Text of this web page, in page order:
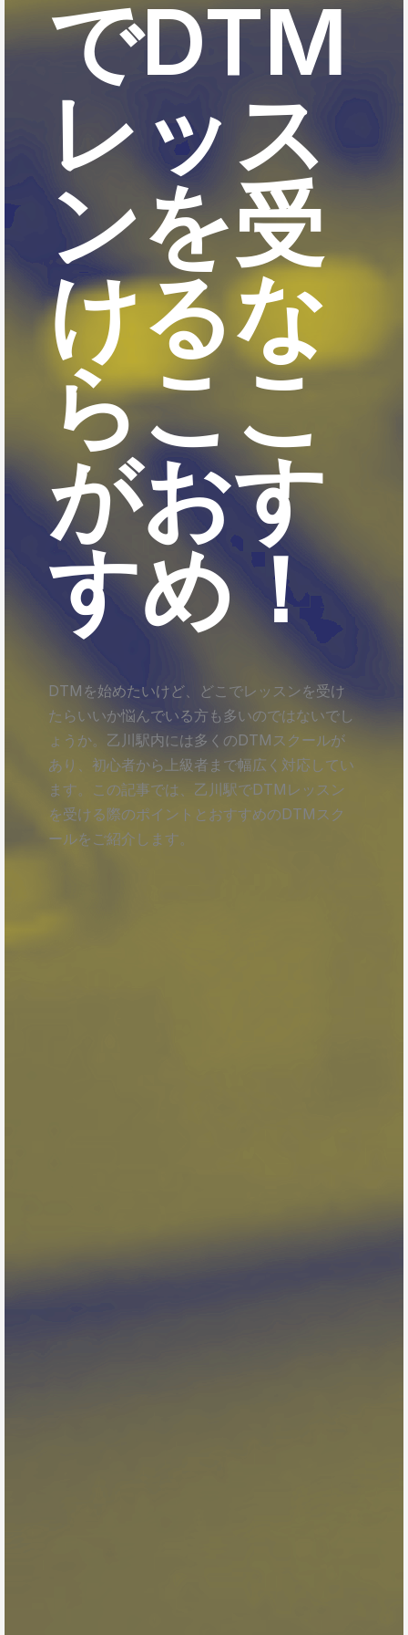
でDTM
レッス
ンを受
けるな
らここ
がおす
すめ！
DTMを始めたいけど、どこでレッスンを受け
たらいいか悩んでいる方も多いのではないでし
ょうか。乙川駅内には多くのDTMスクールが
あり、初心者から上級者まで幅広く対応してい
ます。この記事では、乙川駅でDTMレッスン
を受ける際のポイントとおすすめのDTMスク
ールをご紹介します。